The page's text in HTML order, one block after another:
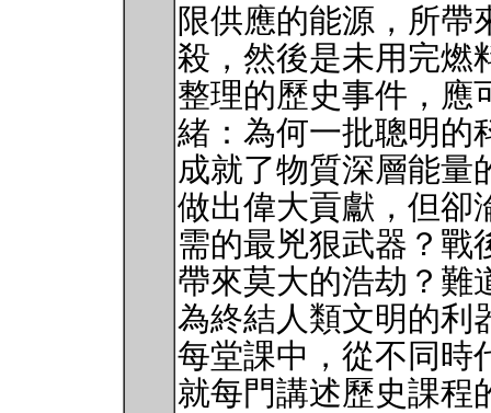
限供應的能源，所帶
殺，然後是未用完燃
整理的歷史事件，應
緒：為何一批聰明的
成就了物質深層能量
做出偉大貢獻，但卻
需的最兇狠武器？戰
帶來莫大的浩劫？難
為終結人類文明的利
每堂課中，從不同時
就每門講述歷史課程